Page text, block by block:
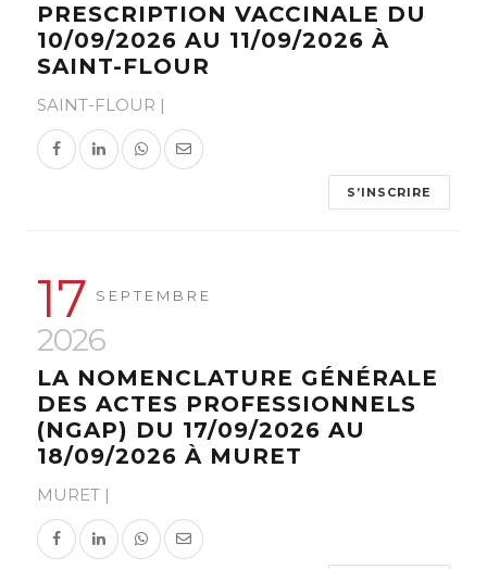
PRESCRIPTION VACCINALE DU
10/09/2026 AU 11/09/2026 À
SAINT-FLOUR
SAINT-FLOUR |
S’INSCRIRE
17 SEPTEMBRE
2026
LA NOMENCLATURE GÉNÉRALE
DES ACTES PROFESSIONNELS
(NGAP) DU 17/09/2026 AU
18/09/2026 À MURET
MURET |